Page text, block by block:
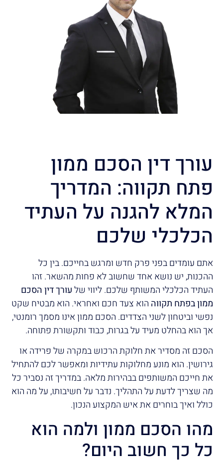
עורך דין הסכם ממון
פתח תקווה: המדריך
המלא להגנה על העתיד
הכלכלי שלכם
אתם עומדים בפני פרק חדש ומרגש בחייכם. בין כל
ההכנות, יש נושא אחד שחשוב לא פחות מהשאר. זהו
העתיד הכלכלי המשותף שלכם. ליווי שלעורך דין הסכם
ממון בפתח תקווה הוא צעד חכם ואחראי. הוא מבטיח שקט
נפשי וביטחון לשני הצדדים. הסכם ממון אינו מסמך רומנטי,
אך הוא בהחלט מעיד על בגרות, כבוד ותקשורת פתוחה.
הסכם זה מסדיר את חלוקת הרכוש במקרה של פרידה או
גירושין. הוא מונע מחלוקות עתידיות ומאפשר לכם להתחיל
את חייכם המשותפים בבהירות מלאה. במדריך זה נסביר כל
מה שצריך לדעת על התהליך. נדבר על חשיבותו, על מה הוא
כולל ואיך בוחרים את איש המקצוע הנכון.
מהו הסכם ממון ולמה הוא
כל כך חשוב היום?